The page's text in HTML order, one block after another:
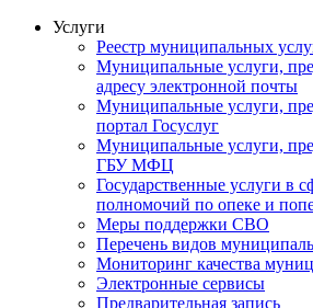
Услуги
Реестр муниципальных
Муниципальные услуги,
адресу электронной почты
Муниципальные услуги,
портал Госуслуг
Муниципальные услуги,
ГБУ МФЦ
Государственные услуги в
полномочий по опеке и
Меры поддержки СВО
Перечень видов
Мониторинг качества
Электронные сервисы
Предварительная запись